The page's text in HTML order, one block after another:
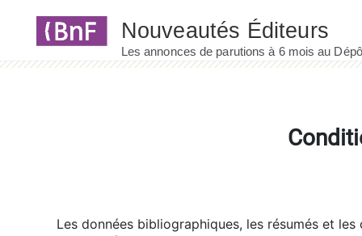
Les données bibliographiques, les résumés et